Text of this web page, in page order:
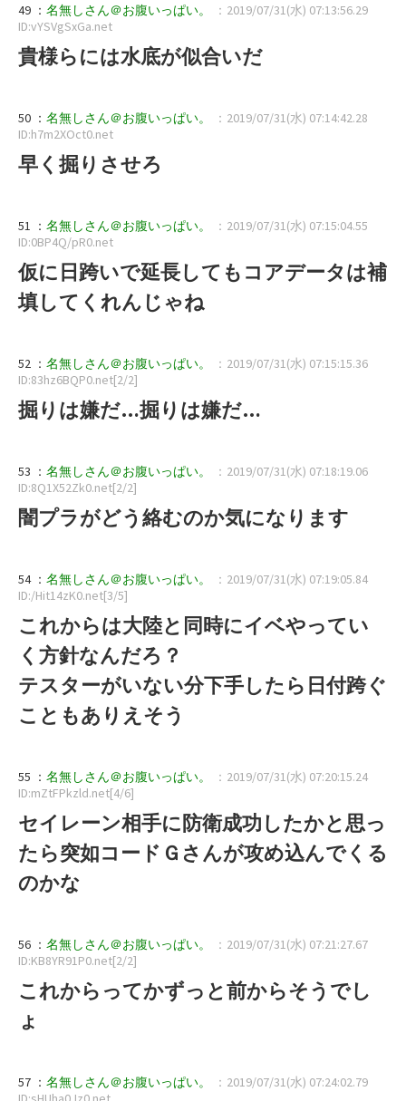
49 ： 名無しさん＠お腹いっぱい。
：2019/07/31(水) 07:13:56.29
ID:vYSVgSxGa.net
貴様らには水底が似合いだ
50 ： 名無しさん＠お腹いっぱい。
：2019/07/31(水) 07:14:42.28
ID:h7m2XOct0.net
早く掘りさせろ
51 ： 名無しさん＠お腹いっぱい。
：2019/07/31(水) 07:15:04.55
ID:0BP4Q/pR0.net
仮に日跨いで延長してもコアデータは補
填してくれんじゃね
52 ： 名無しさん＠お腹いっぱい。
：2019/07/31(水) 07:15:15.36
ID:83hz6BQP0.net[2/2]
掘りは嫌だ…掘りは嫌だ…
53 ： 名無しさん＠お腹いっぱい。
：2019/07/31(水) 07:18:19.06
ID:8Q1X52Zk0.net[2/2]
闇プラがどう絡むのか気になります
54 ： 名無しさん＠お腹いっぱい。
：2019/07/31(水) 07:19:05.84
ID:/Hit14zK0.net[3/5]
これからは大陸と同時にイベやってい
く方針なんだろ？
テスターがいない分下手したら日付跨ぐ
こともありえそう
55 ： 名無しさん＠お腹いっぱい。
：2019/07/31(水) 07:20:15.24
ID:mZtFPkzld.net[4/6]
セイレーン相手に防衛成功したかと思っ
たら突如コードＧさんが攻め込んでくる
のかな
56 ： 名無しさん＠お腹いっぱい。
：2019/07/31(水) 07:21:27.67
ID:KB8YR91P0.net[2/2]
これからってかずっと前からそうでし
ょ
57 ： 名無しさん＠お腹いっぱい。
：2019/07/31(水) 07:24:02.79